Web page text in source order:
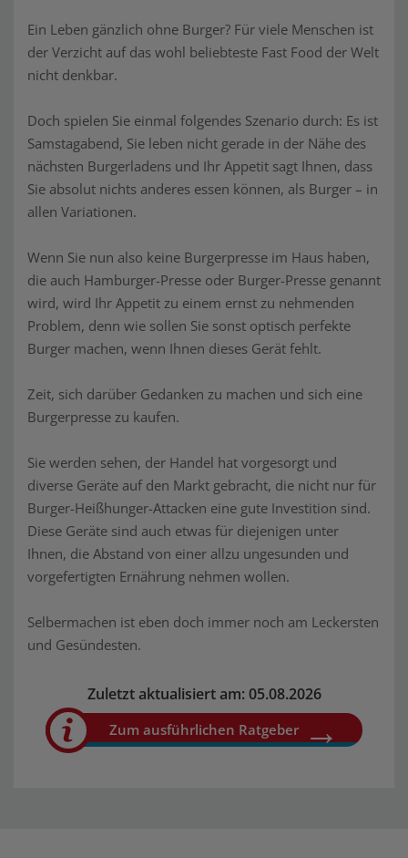
Ein Leben gänzlich ohne Burger? Für viele Menschen ist
der Verzicht auf das wohl beliebteste Fast Food der Welt
nicht denkbar.
Doch spielen Sie einmal folgendes Szenario durch: Es ist
Samstagabend, Sie leben nicht gerade in der Nähe des
nächsten Burgerladens und Ihr Appetit sagt Ihnen, dass
Sie absolut nichts anderes essen können, als Burger – in
allen Variationen.
Wenn Sie nun also keine Burgerpresse im Haus haben,
die auch Hamburger-Presse oder Burger-Presse genannt
wird, wird Ihr Appetit zu einem ernst zu nehmenden
Problem, denn wie sollen Sie sonst optisch perfekte
Burger machen, wenn Ihnen dieses Gerät fehlt.
Zeit, sich darüber Gedanken zu machen und sich eine
Burgerpresse zu kaufen.
Sie werden sehen, der Handel hat vorgesorgt und
diverse Geräte auf den Markt gebracht, die nicht nur für
Burger-Heißhunger-Attacken eine gute Investition sind.
Diese Geräte sind auch etwas für diejenigen unter
Ihnen, die Abstand von einer allzu ungesunden und
vorgefertigten Ernährung nehmen wollen.
Selbermachen ist eben doch immer noch am Leckersten
und Gesündesten.
Zuletzt aktualisiert am: 05.08.2026
Zum ausführlichen Ratgeber